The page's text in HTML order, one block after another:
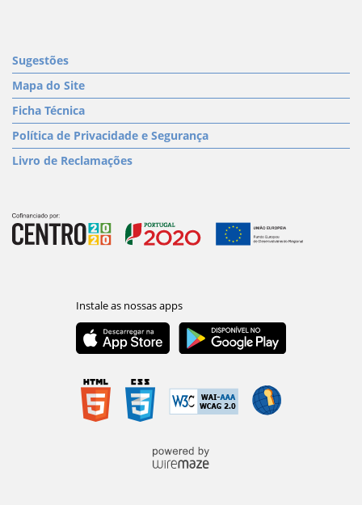
Sugestões
Mapa do Site
Ficha Técnica
Política de Privacidade e Segurança
Livro de Reclamações